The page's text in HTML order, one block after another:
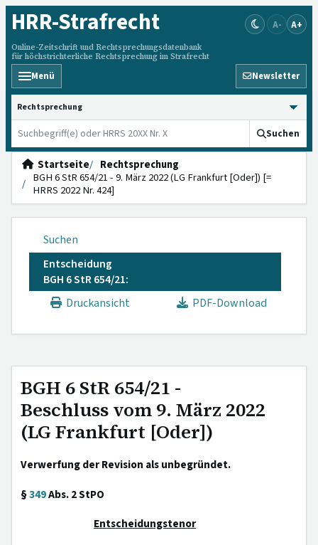
HRR-Strafrecht
Online-Zeitschrift und Rechtsprechungsdatenbank
für höchstrichterliche Rechtsprechung im Strafrecht
A- A+
Menü Newsletter
HRRS durchsuchen
Suchen
Startseite
Rechtsprechung
BGH 6 StR 654/21 - 9. März 2022 (LG Frankfurt [Oder]) [=
HRRS 2022 Nr. 424]
Suchen
Entscheidung
BGH 6 StR 654/21:
Druckansicht
PDF-Download
BGH 6 StR 654/21 -
Beschluss vom 9. März 2022
(LG Frankfurt [Oder])
Verwerfung der Revision als unbegründet.
§349Abs. 2 StPO
Entscheidungstenor